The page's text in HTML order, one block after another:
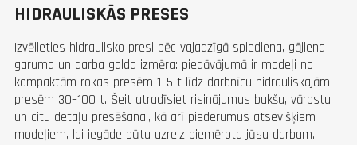
HIDRAULISKĀS PRESES
Izvēlieties hidraulisko presi pēc vajadzīgā spiediena, gājiena
garuma un darba galda izmēra: piedāvājumā ir modeļi no
kompaktām rokas presēm 1–5 t līdz darbnīcu hidrauliskajām
presēm 30–100 t. Šeit atradīsiet risinājumus bukšu, vārpstu
un citu detaļu presēšanai, kā arī piederumus atsevišķiem
modeļiem, lai iegāde būtu uzreiz piemērota jūsu darbam.